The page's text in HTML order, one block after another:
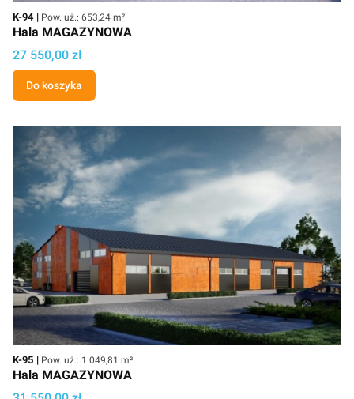
Kod
K-94 Powierzchnia użytkowa
Pow. uż.: 653,24 m²
Hala MAGAZYNOWA
Cena
27 550,00 zł
Do koszyka
Kod
K-95 Powierzchnia użytkowa
Pow. uż.: 1 049,81 m²
Hala MAGAZYNOWA